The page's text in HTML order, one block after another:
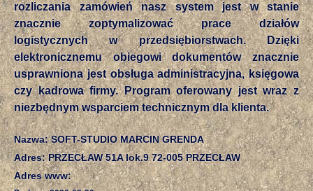
rozliczania zamówień nasz system jest w stanie
znacznie zoptymalizować prace działów
logistycznych w przedsiębiorstwach. Dzięki
elektronicznemu obiegowi dokumentów znacznie
usprawniona jest obsługa administracyjna, księgowa
czy kadrowa firmy. Program oferowany jest wraz z
niezbędnym wsparciem technicznym dla klienta.
Nazwa: SOFT-STUDIO MARCIN GRENDA
Adres: PRZECŁAW 51A lok.9 72-005 PRZECŁAW
Adres www: